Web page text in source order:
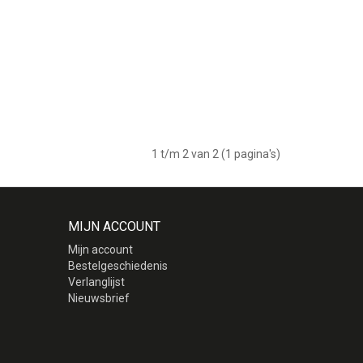
1 t/m 2 van 2 (1 pagina's)
MIJN ACCOUNT
Mijn account
Bestelgeschiedenis
Verlanglijst
Nieuwsbrief